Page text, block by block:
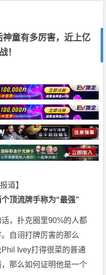
神童有多厉害，近上亿
！
道】
顶流牌手称为“最强”
，扑克圈里90%的人都
自诩打牌厉害的那么
Ivey打得很菜的普通
那么如何证明他是一个